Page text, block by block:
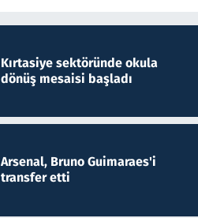
Kırtasiye sektöründe okula
dönüş mesaisi başladı
Arsenal, Bruno Guimaraes'i
transfer etti